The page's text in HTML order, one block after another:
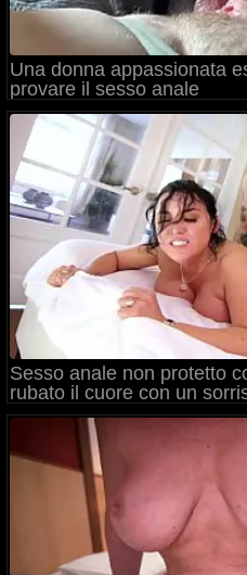
Una donna appassionata
provare il sesso anale
Sesso anale non protetto
rubato il cuore con un